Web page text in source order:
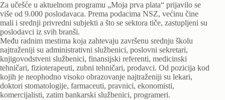
Za učešće u aktuelnom programu „Moja prva plata“ prijavilo se
više od 9.000 poslodavaca. Prema podacima NSZ, većinu čine
mali i srednji privredni subjekti a što se sektora tiče, zastupljeni su
poslodavci iz svih branši.
Među radnim mestima koja zahtevaju završenu srednju školu
najtraženiji su administrativni službenici, poslovni sekretari,
knjigovodstveni službenici, finansijski referenti, medicinski
tehničari, fizioterapeuti, zubni tehničari, prodavci. Od pozicija kod
kojih je neophodno visoko obrazovanje najtraženiji su lekari,
doktori stomatologije, farmaceuti, pravnici, ekonomisti,
komercijalisti, zatim bankarski službenici, programeri.